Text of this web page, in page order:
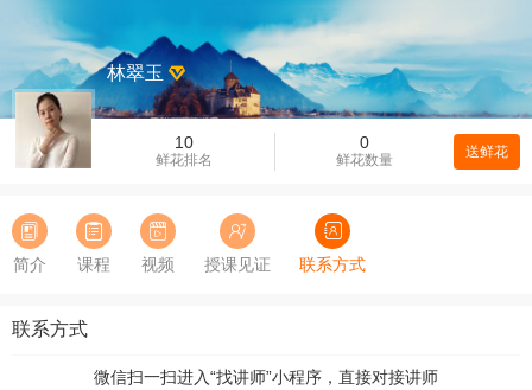
10
鲜花排名
0
鲜花数量 送鲜花
林翠玉
简介 课程 视频 授课见证 联系方式
联系方式
微信扫一扫进入“找讲师”小程序，直接对接讲师